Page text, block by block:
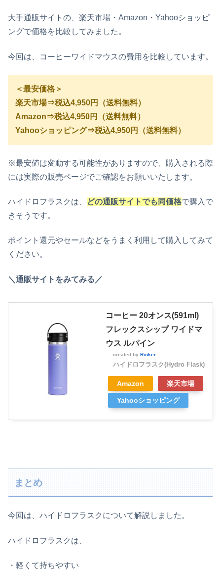
大手通販サイトの、楽天市場・Amazon・Yahooショッピ
ングで価格を比較してみました。
今回は、コーヒーワイドマウスの費用を比較しています。
＜最安価格＞
楽天市場⇒税込4,950円（送料無料）
Amazon⇒税込4,950円（送料無料）
Yahooショッピング⇒税込4,950円（送料無料）
※最安値は変動する可能性がありますので、購入される際
には実際の販売ページでご確認をお願いいたします。
ハイドロフラスクは、 どの通販サイトでも同価格で購入で
きそうです。
ポイント還元やセールなどをうまく利用して購入してみて
ください。
＼通販サイトをみてみる／
コーヒー 20オンス(591ml)
フレックスシップ ワイドマ
ウス ルパイン
created by Rinker
ハイドロフラスク(Hydro Flask)
Amazon 楽天市場
Yahooショッピング
まとめ
今回は、ハイドロフラスクについて解説しました。
ハイドロフラスクは、
・軽くて持ちやすい